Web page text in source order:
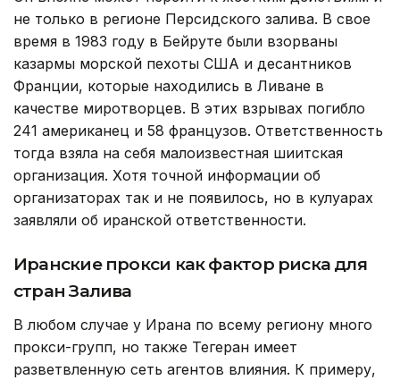
не только в регионе Персидского залива. В свое
время в 1983 году в Бейруте были взорваны
казармы морской пехоты США и десантников
Франции, которые находились в Ливане в
качестве миротворцев. В этих взрывах погибло
241 американец и 58 французов. Ответственность
тогда взяла на себя малоизвестная шиитская
организация. Хотя точной информации об
организаторах так и не появилось, но в кулуарах
заявляли об иранской ответственности.
Иранские прокси как фактор риска для
стран Залива
В любом случае у Ирана по всему региону много
прокси-групп, но также Тегеран имеет
разветвленную сеть агентов влияния. К примеру,